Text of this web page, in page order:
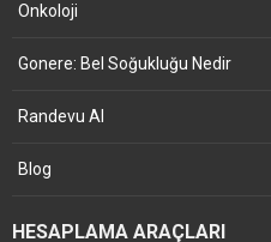
Onkoloji
Gonere: Bel Soğukluğu Nedir
Randevu Al
Blog
HESAPLAMA ARAÇLARI